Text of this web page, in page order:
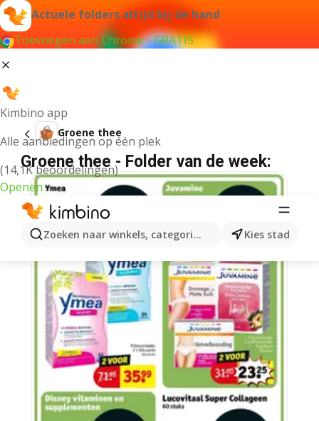
Actuele folders altijd bij de hand
Toevoegen aan Chrome - GRATIS
Kimbino app
Alle aanbiedingen op één plek
(14,1K beoordelingen)
Openen
Zoeken naar winkels, categorieën, producten...
Kies stad
Groene thee
Groene thee - Folder van de week: